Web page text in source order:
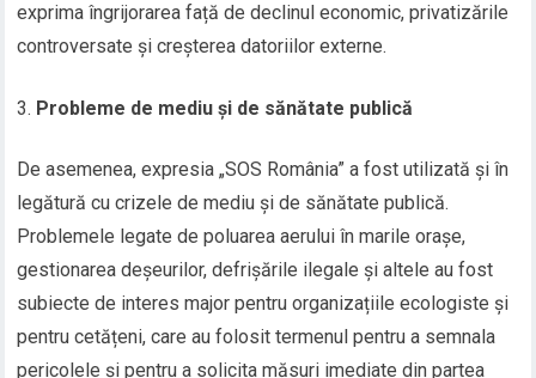
exprima îngrijorarea față de declinul economic, privatizările
controversate și creșterea datoriilor externe.
Probleme de mediu și de sănătate publică
De asemenea, expresia „SOS România” a fost utilizată și în
legătură cu crizele de mediu și de sănătate publică.
Problemele legate de poluarea aerului în marile orașe,
gestionarea deșeurilor, defrișările ilegale și altele au fost
subiecte de interes major pentru organizațiile ecologiste și
pentru cetățeni, care au folosit termenul pentru a semnala
pericolele și pentru a solicita măsuri imediate din partea